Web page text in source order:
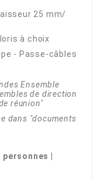
25 mm/
à choix
- Passe-câbles
Ensemble
de direction
réunion"
dans "documents
|